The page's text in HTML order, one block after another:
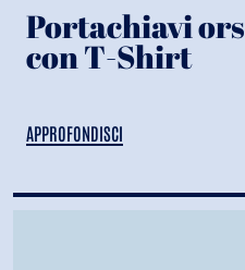
Portachiavi
con T-Shirt
APPROFONDISCI